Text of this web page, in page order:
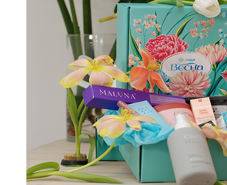
Ваш город:
Ваш регион доставки
Выберите из списка:
Не нашли Ваш город?
10х10
10х15
13х18
15х15
15х20
20х20
20х30
30х30
30х40
А4
Фото
в
рамке
10х10
10×15
13×18
15×15
15×20
20×20
20×30